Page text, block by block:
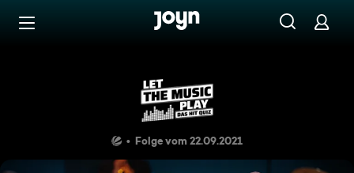
Zum Inhalt springen
Jessica, Stefan, Stefanie
Folge vom 22.09.2021